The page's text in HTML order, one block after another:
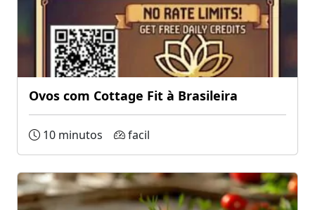
Ovos com Cottage Fit à Brasileira
10 minutos facil